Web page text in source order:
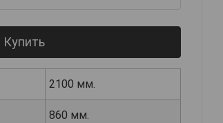
Купить
2100 мм.
860 мм.